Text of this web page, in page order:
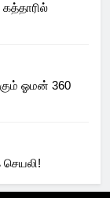
ஓமன் 360
செயலி!